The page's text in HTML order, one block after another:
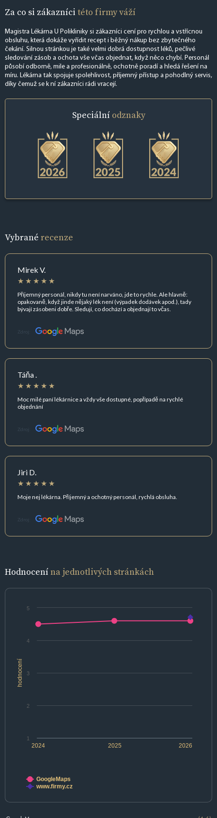
Za co si zákazníci této firmy váží
Magistra Lékárna U Polikliniky si zákazníci cení pro rychlou a vstřícnou
obsluhu, která dokáže vyřídit recept i běžný nákup bez zbytečného
čekání. Silnou stránkou je také velmi dobrá dostupnost léků, pečlivé
sledování zásob a ochota vše včas objednat, když něco chybí. Personál
působí odborně, mile a profesionálně, ochotně poradí a hledá řešení na
míru. Lékárna tak spojuje spolehlivost, příjemný přístup a pohodlný servis,
díky čemuž se k ní zákazníci rádi vracejí.
Speciální odznaky
Vybrané recenze
Mirek V.
Příjemný personál, nikdy tu není narváno, jde to rychle. Ale hlavně:
opakovaně, když jinde nějaký lék není (výpadek dodávek apod.), tady
bývají zásobeni dobře. Sledují, co dochází a objednají to včas.
Zdroj:
Táňa .
Moc milé paní lékárnice a vždy vše dostupné, popřípadě na rychlé
objednání
Zdroj:
Jiri D.
Moje nej lékárna. Příjemný a ochotný personál, rychlá obsluha.
Zdroj:
Hodnocenína jednotlivých stránkách
hodnocení
2024 2025 2026
1
2
3
4
5
GoogleMaps
www.firmy.cz